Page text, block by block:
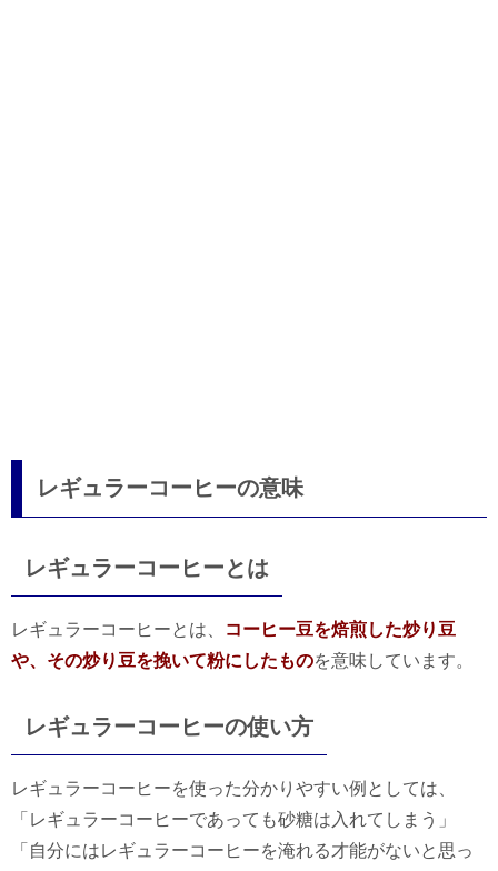
レギュラーコーヒーの意味
レギュラーコーヒーとは
レギュラーコーヒーとは、
コーヒー豆を焙煎した炒り豆
や、その炒り豆を挽いて粉にしたものを意味しています。
レギュラーコーヒーの使い方
レギュラーコーヒーを使った分かりやすい例としては、
「レギュラーコーヒーであっても砂糖は入れてしまう」
「自分にはレギュラーコーヒーを淹れる才能がないと思っ